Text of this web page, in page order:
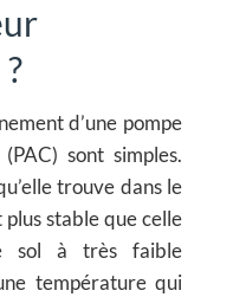
d’une pompe
sont simples.
trouve dans le
stable que celle
sol à très faible
température qui